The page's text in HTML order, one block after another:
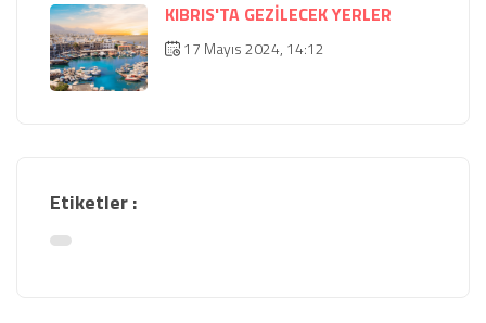
KIBRIS'TA GEZİLECEK YERLER
17 Mayıs 2024, 14:12
Etiketler :